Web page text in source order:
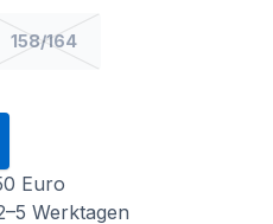
158/164
Euro
Werktagen